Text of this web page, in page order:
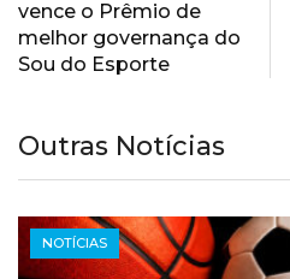
vence o Prêmio de
melhor governança do
Sou do Esporte
Outras Notícias
NOTÍCIAS